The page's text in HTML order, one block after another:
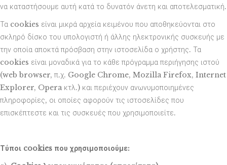
να καταστήσουμε αυτή κατά το δυνατόν άνετη και αποτελεσματική.
Τα cookies είναι μικρά αρχεία κειμένου που αποθηκεύονται στο
σκληρό δίσκο του υπολογιστή ή άλλης ηλεκτρονικής συσκευής με
την οποία αποκτά πρόσβαση στην ιστοσελίδα ο χρήστης. Τα
cookies είναι μοναδικά για το κάθε πρόγραμμα περιήγησης ιστού
(web browser, π.χ. Google Chrome, Mozilla Firefox, Internet
Explorer, Opera κτλ.) και περιέχουν ανωνυμοποιημένες
πληροφορίες, οι οποίες αφορούν τις ιστοσελίδες που
επισκέπτεστε και τις συσκευές που χρησιμοποιείτε.
Τύποι cookies που χρησιμοποιούμε: